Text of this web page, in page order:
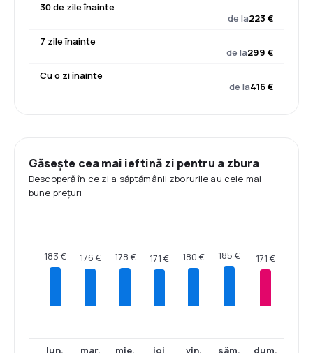
30 de zile înainte
de la223 €
7 zile înainte
de la299 €
Cu o zi înainte
de la416 €
Găsește cea mai ieftină zi pentru a zbura
Descoperă în ce zi a săptămânii zborurile au cele mai
bune prețuri
183 €
lun.
176 €
mar.
178 €
mie.
171 €
joi
180 €
vin.
185 €
sâm.
171 €
dum.